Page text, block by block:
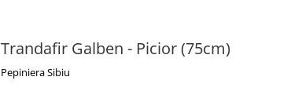
Trandafir Galben - Picior (75cm)
Pepiniera Sibiu